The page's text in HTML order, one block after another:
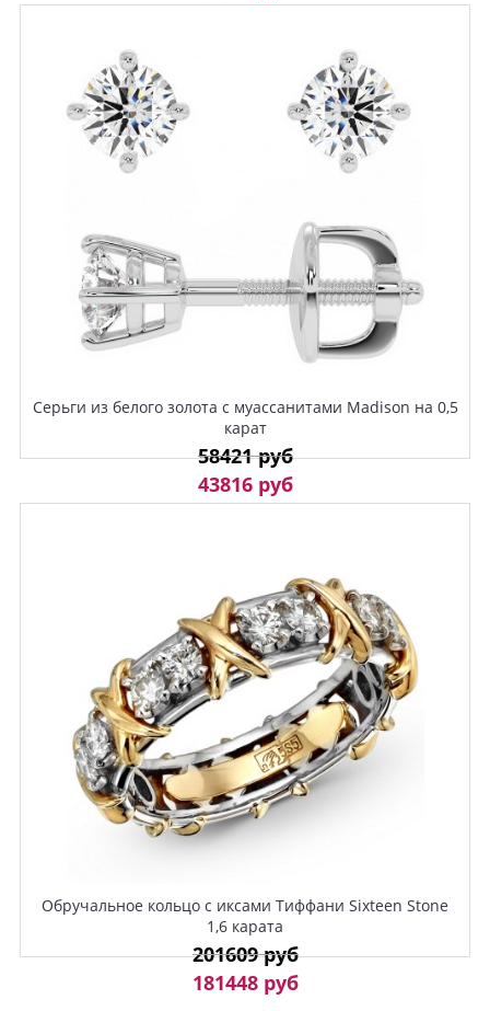
Серьги из белого золота с муассанитами Madison на 0,5
карат
58421 руб
43816 руб
Обручальное кольцо с иксами Тиффани Sixteen Stone
1,6 карата
201609 руб
181448 руб